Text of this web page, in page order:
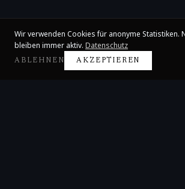
Wir verwenden Cookies für anonyme Statistiken.
bleiben immer aktiv. Datenschutz
ABLEHNEN AKZEPTIEREN